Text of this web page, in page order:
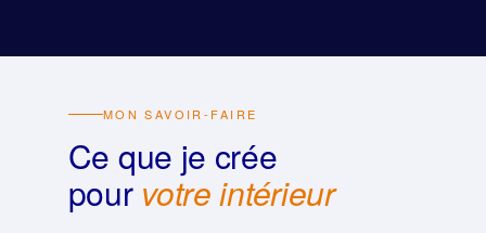
MON SAVOIR-FAIRE
Ce que je crée
pourvotre intérieur